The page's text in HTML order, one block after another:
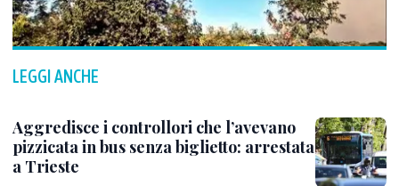
LEGGI ANCHE
Aggredisce i controllori che l’avevano
pizzicata in bus senza biglietto: arrestata
a Trieste